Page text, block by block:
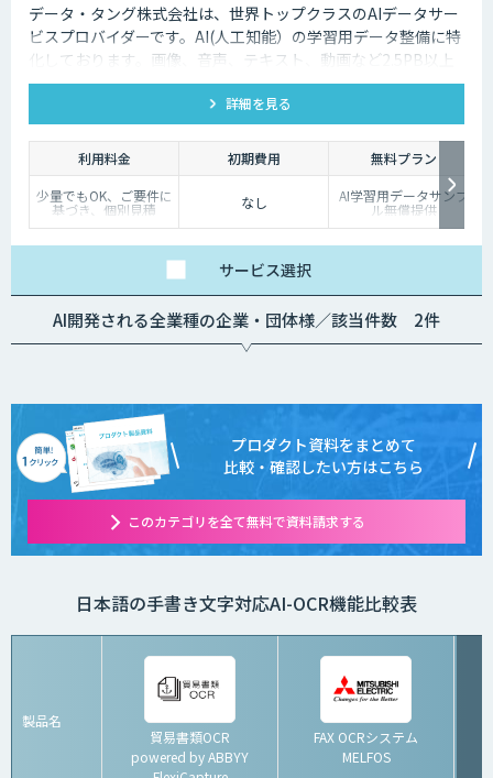
データ・タング株式会社は、世界トップクラスのAIデータサー
ビスプロバイダーです。AI(人工知能）の学習用データ整備に特
化しております。画像、音声、テキスト、動画など2.5PB以上
のアノテーション済みデータを保持、またカスタマイズデータ
の収集と自動化技術を利用したアノテーションサービスを提供
しております。
詳細を見る
利用料金 初期費用
無料プラン
少量でもOK、ご要件に
基づき、個別見積 なし AI学習用データサンプ
ル無償提供
サービス選択
AI開発される全業種の企業・団体様／該当件数 2件
プロダクト資料をまとめて
比較・確認したい方はこちら
このカテゴリを全て無料で資料請求する
日本語の手書き文字対応AI-OCR機能比較表
製品名
貿易書類OCR
powered by ABBYY
FAX OCRシステム
MELFOS